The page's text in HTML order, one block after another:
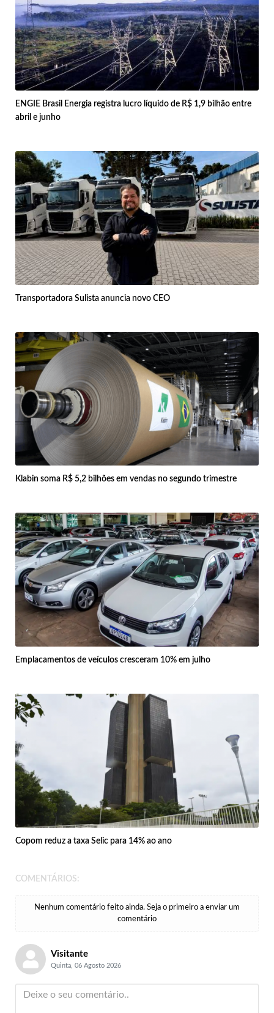
ENGIE Brasil Energia registra lucro líquido de R$ 1,9 bilhão entre
abril e junho
Transportadora Sulista anuncia novo CEO
Klabin soma R$ 5,2 bilhões em vendas no segundo trimestre
Emplacamentos de veículos cresceram 10% em julho
Copom reduz a taxa Selic para 14% ao ano
COMENTÁRIOS:
Nenhum comentário feito ainda. Seja o primeiro a enviar um
comentário
Visitante
Quinta, 06 Agosto 2026